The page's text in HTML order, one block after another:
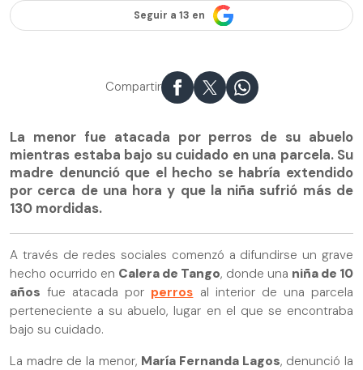
Seguir a 13 en
Compartir
La menor fue atacada por perros de su abuelo
mientras estaba bajo su cuidado en una parcela. Su
madre denunció que el hecho se habría extendido
por cerca de una hora y que la niña sufrió más de
130 mordidas.
A través de redes sociales comenzó a difundirse un grave
hecho ocurrido en Calera de Tango, donde una niña de 10
años fue atacada por perros al interior de una parcela
perteneciente a su abuelo, lugar en el que se encontraba
bajo su cuidado.
La madre de la menor, María Fernanda Lagos, denunció la